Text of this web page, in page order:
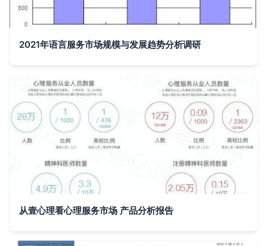
2021年语言服务市场规模与发展趋势分析调研
从壹心理看心理服务市场 产品分析报告